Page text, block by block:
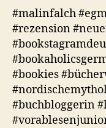
#malinfalch
#rezension
#bookies
#buchbloggerin